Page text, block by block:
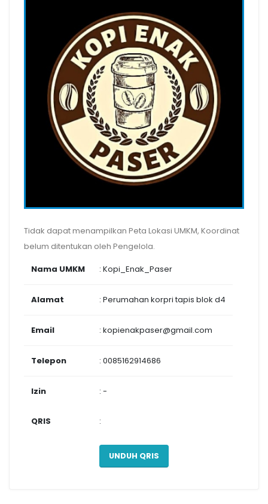
Tidak dapat menampilkan Peta Lokasi UMKM, Koordinat
belum ditentukan oleh Pengelola.
Nama UMKM
: Kopi_Enak_Paser
Alamat : Perumahan korpri tapis blok d4
Email : kopienakpaser@gmail.com
Telepon : 0085162914686
Izin : -
QRIS :
UNDUH QRIS